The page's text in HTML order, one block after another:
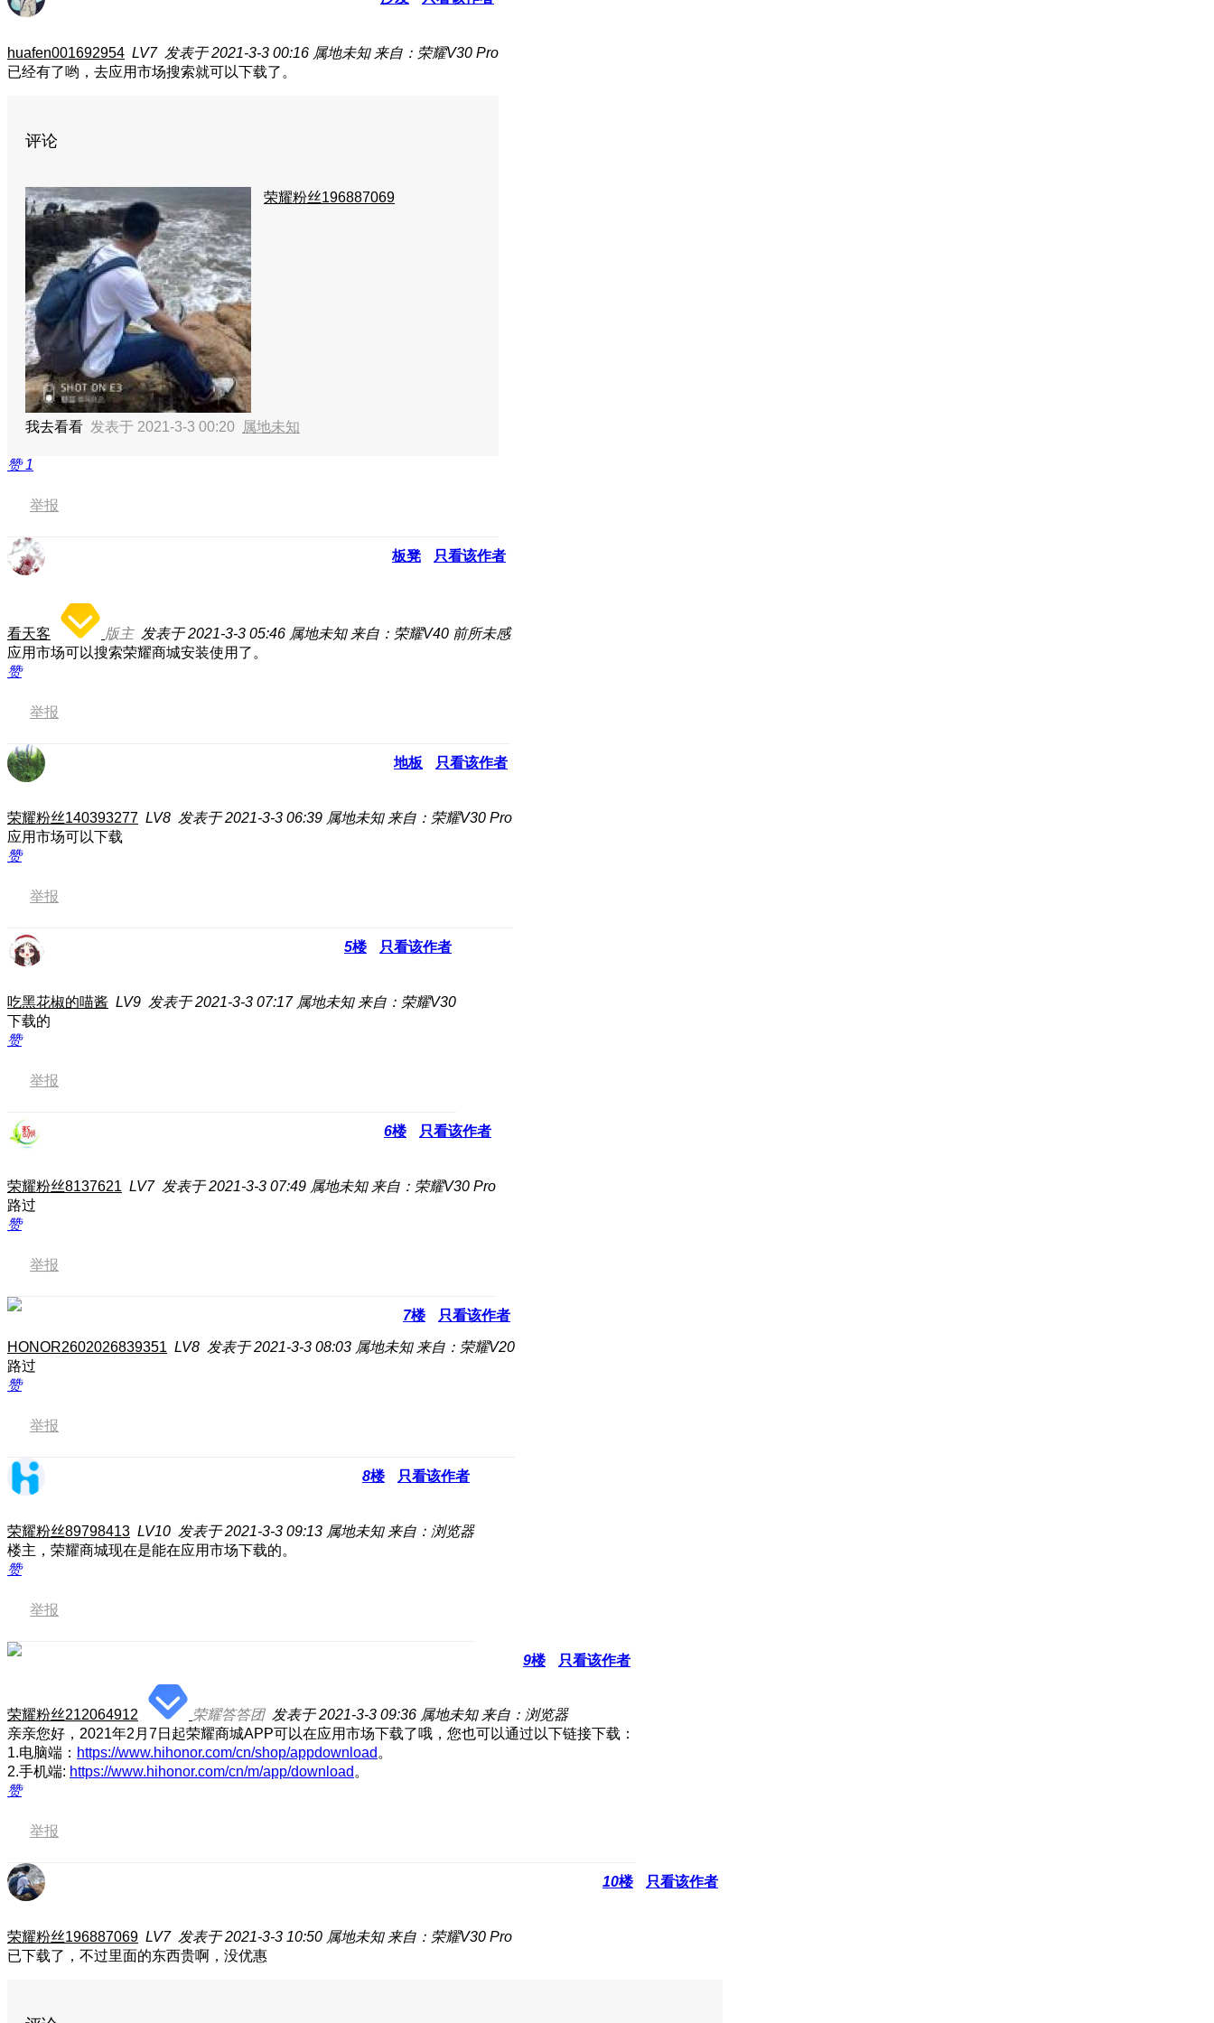
huafen001692954 LV7 发表于 2021-3-3 00:16 属地未知 来自：荣耀V30 Pro
已经有了哟，去应用市场搜索就可以下载了。
评论
荣耀粉丝196887069
我去看看 发表于 2021-3-3 00:20 属地未知
赞1
举报
板凳 只看该作者
看天客 版主 发表于 2021-3-3 05:46 属地未知 来自：荣耀V40 前所未感
应用市场可以搜索荣耀商城安装使用了。
赞
举报
地板 只看该作者
荣耀粉丝140393277 LV8 发表于 2021-3-3 06:39 属地未知 来自：荣耀V30 Pro
应用市场可以下载
赞
举报
5楼 只看该作者
吃黑花椒的喵酱 LV9 发表于 2021-3-3 07:17 属地未知 来自：荣耀V30
下载的
赞
举报
6楼 只看该作者
荣耀粉丝8137621 LV7 发表于 2021-3-3 07:49 属地未知 来自：荣耀V30 Pro
路过
赞
举报
7楼 只看该作者
HONOR2602026839351 LV8 发表于 2021-3-3 08:03 属地未知 来自：荣耀V20
路过
赞
举报
8楼 只看该作者
荣耀粉丝89798413 LV10 发表于 2021-3-3 09:13 属地未知 来自：浏览器
楼主，荣耀商城现在是能在应用市场下载的。
赞
举报
9楼 只看该作者
荣耀粉丝212064912 荣耀答答团 发表于 2021-3-3 09:36 属地未知 来自：浏览器
亲亲您好，2021年2月7日起荣耀商城APP可以在应用市场下载了哦，您也可以通过以下链接下载：
1.电脑端： https://www.hihonor.com/cn/shop/appdownload 。
2.手机端: https://www.hihonor.com/cn/m/app/download 。
赞
举报
10楼 只看该作者
荣耀粉丝196887069 LV7 发表于 2021-3-3 10:50 属地未知 来自：荣耀V30 Pro
已下载了，不过里面的东西贵啊 ，没优惠